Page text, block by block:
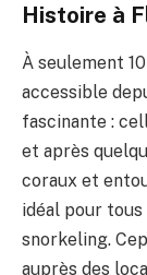
Histoire à
À seulement
accessible
fascinante :
et après
coraux et
idéal pour
snorkeling.
auprès des